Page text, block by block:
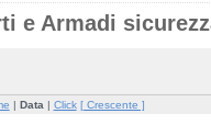
e Armadi
| Data | Click [ Crescente ]